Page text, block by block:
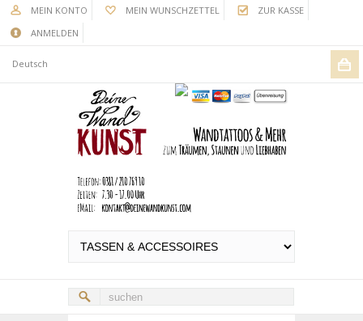
MEIN KONTO MEIN WUNSCHZETTEL
ZUR KASSE
ANMELDEN
Deutsch